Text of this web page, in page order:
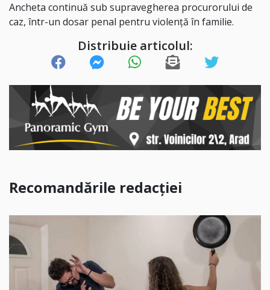
Ancheta continuă sub supravegherea procurorului de
caz, într-un dosar penal pentru violență în familie.
Distribuie articolul:
Recomandările redacției